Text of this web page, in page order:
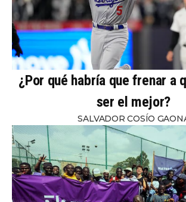
¿Por qué habría que frenar a
ser el mejor?
SALVADOR COSÍO